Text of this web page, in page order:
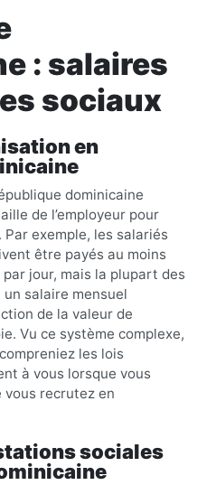
: salaires
sociaux
en
dominicaine
de l’employeur pour
exemple, les salariés
être payés au moins
jour, mais la plupart des
salaire mensuel
de la valeur de
Vu ce système complexe,
les lois
à vous lorsque vous
recrutez en
sociales